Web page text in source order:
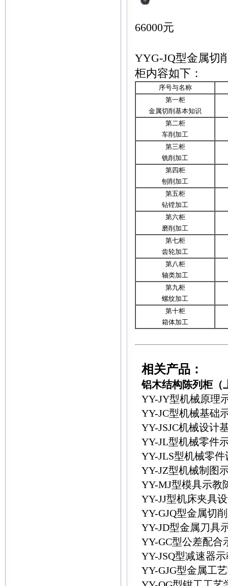
66000元
YYG-JQ型金属切
柜内容如下：
序号与名称
第一柜
金属切削基本知识
第二柜
车削加工
第三柜
铣削加工
第四柜
刨削加工
第五柜
钻镗加工
第六柜
磨削加工
第七柜
齿轮加工
第八柜
轴类加工
第九柜
螺纹加工
第十柜
箱体加工
相关产品：
铝木结构陈列柜（
YY-JY型机械原理
YY-JC型机械基础
YY-JSJC机械设计
YY-JL型机械零件
YY-JLS型机械零
YY-JZ型机械制图
YY-MJ型模具示教
YY-JJ型机床夹具
YY-GJQ型金属切
YY-JD型金属刀具
YY-GC型公差配合
YY-JSQ型减速器
YY-GJG型金属工